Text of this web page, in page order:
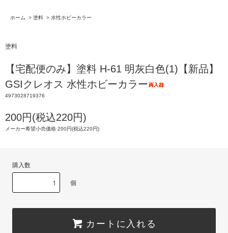
ホーム > 塗料 > 水性ホビーカラー
塗料
【宅配便のみ】塗料 H-61 明灰白色(1)【新品】
GSIクレオス 水性ホビーカラー
4973028719376
200円(税込220円)
メーカー希望小売価格 200円(税込220円)
購入数
個
カートに入れる